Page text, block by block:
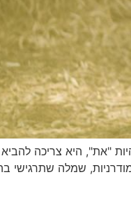
"את", היא צריכה להביא
שמלה שתרגישי